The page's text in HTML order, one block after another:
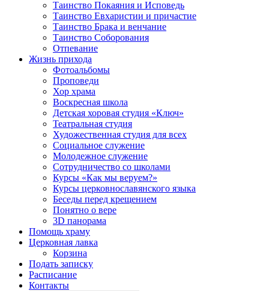
Таинство Покаяния и Исповедь
Таинство Евхаристии и причастие
Таинство Брака и венчание
Таинство Соборования
Отпевание
Жизнь прихода
Фотоальбомы
Проповеди
Хор храма
Воскресная школа
Детская хоровая студия «Ключ»
Театральная студия
Х​удожественная студия для всех
Социальное служение
Молодежное служение
Сотрудничество со школами
Курсы «Как мы веруем?»
Курсы церковнославянского языка
Беседы перед крещением
Понятно о вере
3D панорама
Помощь храму
Церковная лавка
Корзина
Подать записку
Расписание
Контакты